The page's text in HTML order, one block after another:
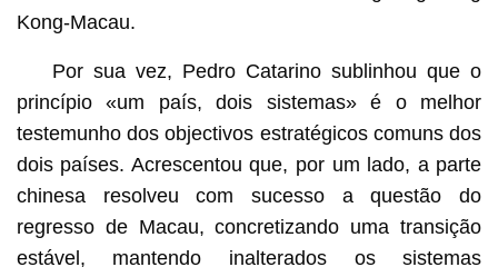
Kong-Macau.
Por sua vez, Pedro Catarino sublinhou que o
princípio «um país, dois sistemas» é o melhor
testemunho dos objectivos estratégicos comuns dos
dois países. Acrescentou que, por um lado, a parte
chinesa resolveu com sucesso a questão do
regresso de Macau, concretizando uma transição
estável, mantendo inalterados os sistemas